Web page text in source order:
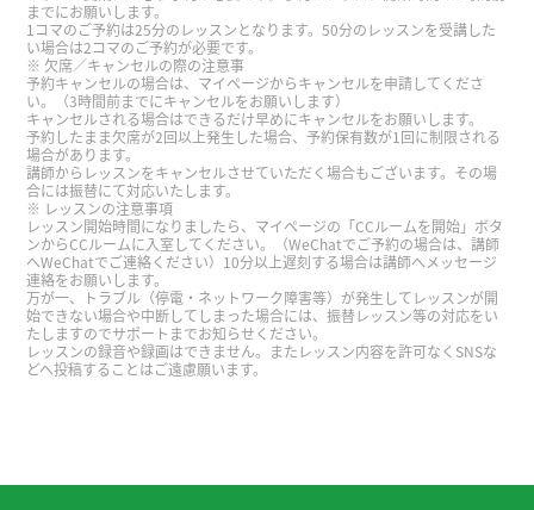
竟大多数人都会赔钱💰👋 您上课我特别开心，下次
见〜☺️
🥰谢谢你总是温柔礼貌的教我中文。你说的对，我
努力了减肥，因为爸爸过来说三道四……真的都是
怪他啊！听说这个月来你妈妈。你妈妈一定会做很
多菜，为了心爱的女儿。你会吃饱了。
飞老师～今天谢谢你的课程。我也希望能和新的中
国妈妈孩子用中文对话。为此，声音日记的资料对
我来说是非常好的内容。以后我打算看你的视频进
行影子练习。😊せ( 女性 )
までにお願いします。
1コマのご予約は25分のレッスンとなります。50分のレッスンを受講した
い場合は2コマのご予約が必要です。
欠席／キャンセルの際の注意事
予約キャンセルの場合は、マイページからキャンセルを申請してくださ
い。（3時間前までにキャンセルをお願いします）
キャンセルされる場合はできるだけ早めにキャンセルをお願いします。
予約したまま欠席が2回以上発生した場合、予約保有数が1回に制限される
場合があります。
講師からレッスンをキャンセルさせていただく場合もございます。その場
合には振替にて対応いたします。
レッスンの注意事項
レッスン開始時間になりましたら、マイページの「CCルームを開始」ボタ
ンからCCルームに入室してください。（WeChatでご予約の場合は、講師
へWeChatでご連絡ください）10分以上遅刻する場合は講師へメッセージ
連絡をお願いします。
万が一、トラブル（停電・ネットワーク障害等）が発生してレッスンが開
始できない場合や中断してしまった場合には、振替レッスン等の対応をい
たしますのでサポートまでお知らせください。
レッスンの録音や録画はできません。またレッスン内容を許可なくSNSな
どへ投稿することはご遠慮願います。